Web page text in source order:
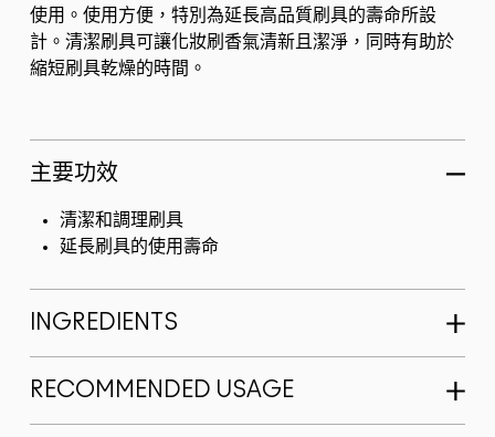
使用。使用方便，特別為延長高品質刷具的壽命所設
計。清潔刷具可讓化妝刷香氣清新且潔淨，同時有助於
縮短刷具乾燥的時間。
主要功效
清潔和調理刷具
延長刷具的使用壽命
INGREDIENTS
RECOMMENDED USAGE